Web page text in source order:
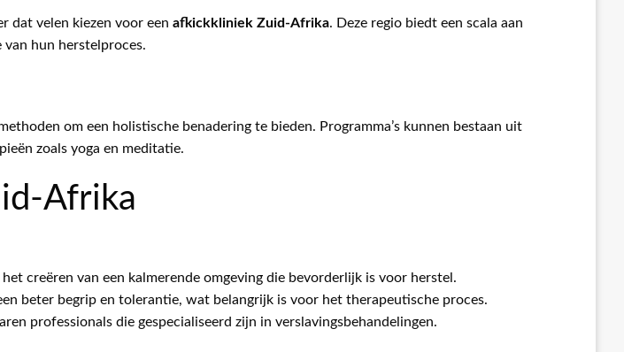
dat velen kiezen voor een afkickkliniek Zuid-Afrika. Deze regio biedt een scala aan
hun herstelproces.
om een holistische benadering te bieden. Programma’s kunnen bestaan uit
zoals yoga en meditatie.
Afrika
het creëren van een kalmerende omgeving die bevorderlijk is voor herstel.
beter begrip en tolerantie, wat belangrijk is voor het therapeutische proces.
professionals die gespecialiseerd zijn in verslavingsbehandelingen.